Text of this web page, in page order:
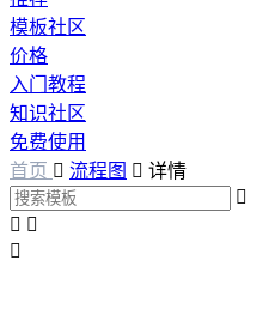
模板社区
价格
入门教程
知识社区
免费使用
首页  流程图  详情

 
